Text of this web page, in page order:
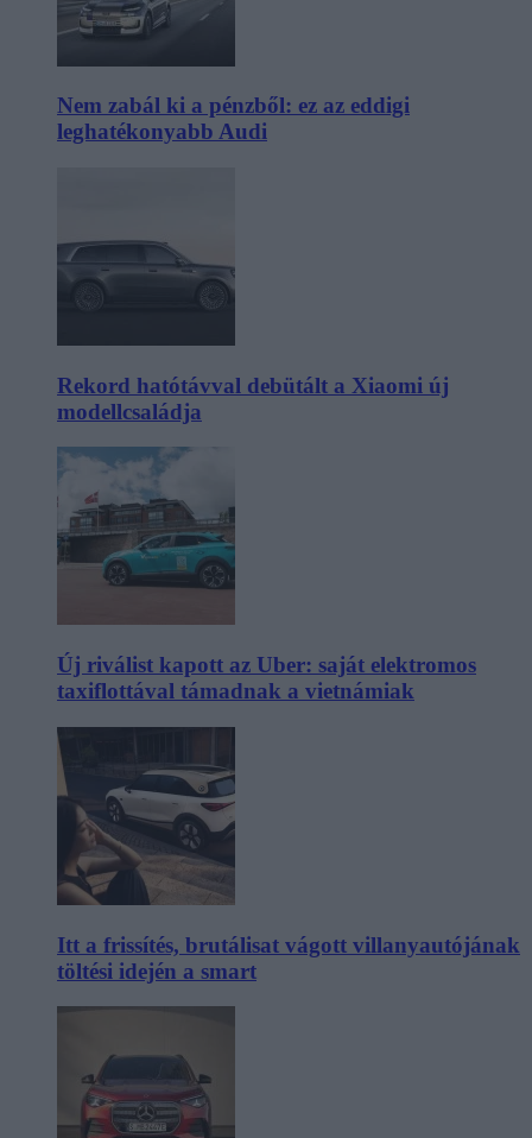
Nem zabál ki a pénzből: ez az eddigi
leghatékonyabb Audi
Rekord hatótávval debütált a Xiaomi új
modellcsaládja
Új riválist kapott az Uber: saját elektromos
taxiflottával támadnak a vietnámiak
Itt a frissítés, brutálisat vágott villanyautójának
töltési idején a smart